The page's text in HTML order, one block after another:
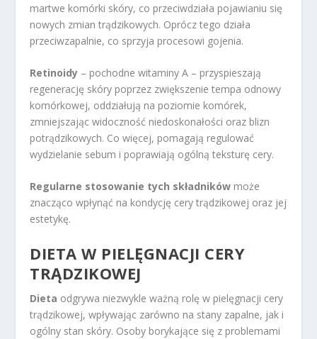
martwe komórki skóry, co przeciwdziała pojawianiu się
nowych zmian trądzikowych. Oprócz tego działa
przeciwzapalnie, co sprzyja procesowi gojenia.
Retinoidy – pochodne witaminy A – przyspieszają
regenerację skóry poprzez zwiększenie tempa odnowy
komórkowej, oddziałują na poziomie komórek,
zmniejszając widoczność niedoskonałości oraz blizn
potrądzikowych. Co więcej, pomagają regulować
wydzielanie sebum i poprawiają ogólną teksturę cery.
Regularne stosowanie tych składników może
znacząco wpłynąć na kondycję cery trądzikowej oraz jej
estetykę.
DIETA W PIELĘGNACJI CERY
TRĄDZIKOWEJ
Dieta odgrywa niezwykle ważną rolę w pielęgnacji cery
trądzikowej, wpływając zarówno na stany zapalne, jak i
ogólny stan skóry. Osoby borykające się z problemami